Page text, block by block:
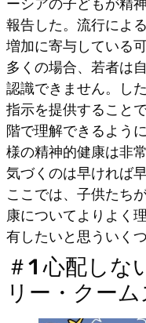
ーシアの子どもが精
報告した。流行によ
増加に寄与している
多くの場合、若者は
認識できません。し
指示を提供すること
階で理解できるよう
様の精神的健康は非
気づくのは早ければ
ここでは、子供たち
康についてよりよく
有したいと思ういく
＃1 心配しな
リー・クー